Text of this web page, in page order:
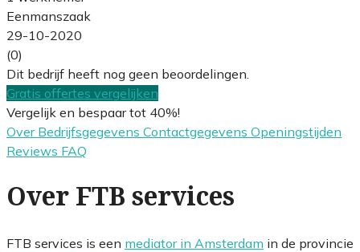
Eenmanszaak
29-10-2020
(0)
Dit bedrijf heeft nog geen beoordelingen.
Gratis offertes vergelijken
Vergelijk en bespaar tot 40%!
Over Bedrijfsgegevens Contactgegevens Openingstijden
Reviews FAQ
Over FTB services
FTB services is een mediator in Amsterdam in de provincie